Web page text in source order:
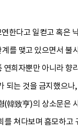
한다고 일컫고 혹은
를 맺고 있으면서 불
희자뿐만 아니라 향
는 것을 금지했으나
致亨)의 상소문은
쳐다보며 흠모하고